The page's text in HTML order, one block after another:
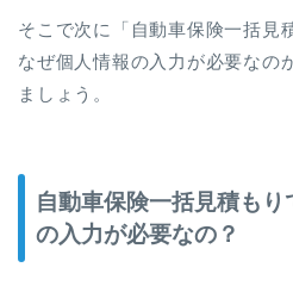
そこで次に「自動車保険一括見
なぜ個人情報の入力が必要なの
ましょう。
自動車保険一括見積も
の入力が必要なの？